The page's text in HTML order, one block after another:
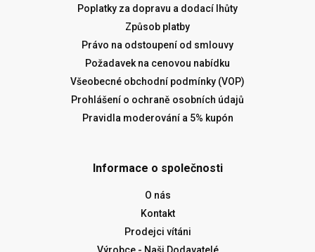
Poplatky za dopravu a dodací lhůty
Způsob platby
Právo na odstoupení od smlouvy
Požadavek na cenovou nabídku
Všeobecné obchodní podmínky (VOP)
Prohlášení o ochraně osobních údajů
Pravidla moderování a 5% kupón
Informace o společnosti
O nás
Kontakt
Prodejci vítáni